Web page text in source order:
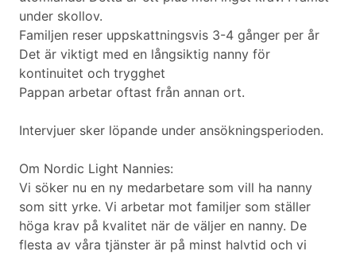
under skollov.
Familjen reser uppskattningsvis 3-4 gånger per år
Det är viktigt med en långsiktig nanny för
kontinuitet och trygghet
Pappan arbetar oftast från annan ort.
Intervjuer sker löpande under ansökningsperioden.
Om Nordic Light Nannies:
Vi söker nu en ny medarbetare som vill ha nanny
som sitt yrke. Vi arbetar mot familjer som ställer
höga krav på kvalitet när de väljer en nanny. De
flesta av våra tjänster är på minst halvtid och vi